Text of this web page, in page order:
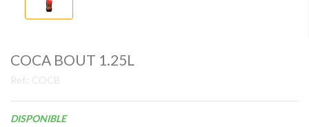
COCA BOUT 1.25L
Ref.: COCB
Disponibilité:
DISPONIBLE